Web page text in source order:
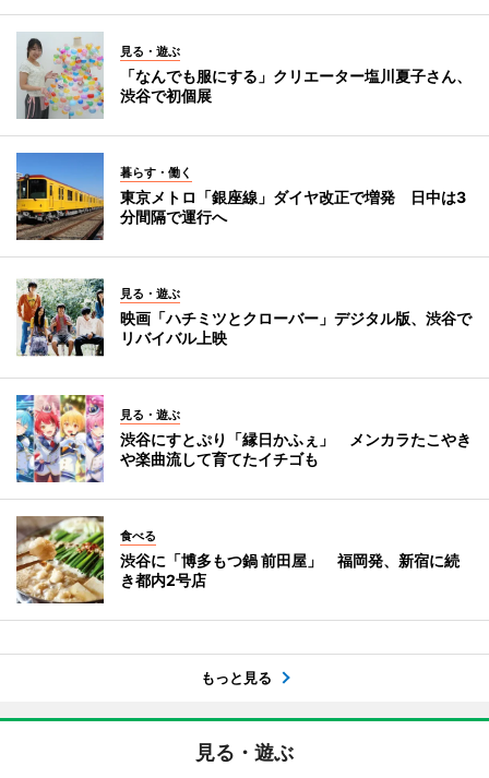
見る・遊ぶ
「なんでも服にする」クリエーター塩川夏子さん、
渋谷で初個展
暮らす・働く
東京メトロ「銀座線」ダイヤ改正で増発 日中は3
分間隔で運行へ
見る・遊ぶ
映画「ハチミツとクローバー」デジタル版、渋谷で
リバイバル上映
見る・遊ぶ
渋谷にすとぷり「縁日かふぇ」 メンカラたこやき
や楽曲流して育てたイチゴも
食べる
渋谷に「博多もつ鍋 前田屋」 福岡発、新宿に続
き都内2号店
もっと見る
見る・遊ぶ